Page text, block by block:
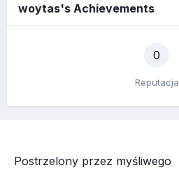
woytas's Achievements
0
Reputacja
Postrzelony przez myśliwego